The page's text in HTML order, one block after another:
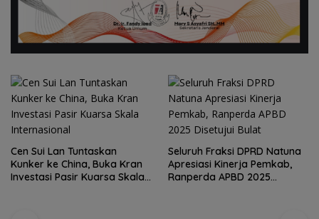
Cen Sui Lan Tuntaskan
Kunker ke China, Buka Kran
Investasi Pasir Kuarsa Skala
Seluruh Fraksi DPRD Natuna
Apresiasi Kinerja Pemkab,
Ranperda APBD 2025